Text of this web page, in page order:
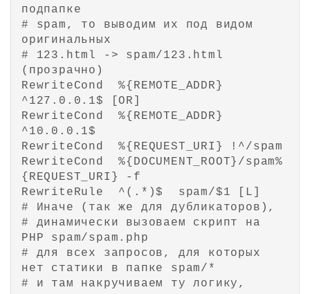
подпапке
# spam, то выводим их под видом
оригинальных
# 123.html -> spam/123.html
(прозрачно)
RewriteCond  %{REMOTE_ADDR}
^127.0.0.1$ [OR]
RewriteCond  %{REMOTE_ADDR}
^10.0.0.1$
RewriteCond  %{REQUEST_URI} !^/spam
RewriteCond  %{DOCUMENT_ROOT}/spam%
{REQUEST_URI} -f
RewriteRule  ^(.*)$  spam/$1 [L]
# Иначе (так же для дубликаторов),
# динамически вызоваем скрипт на
PHP spam/spam.php
# для всех запросов, для которых
нет статики в папке spam/*
# и там накручиваем ту логику,